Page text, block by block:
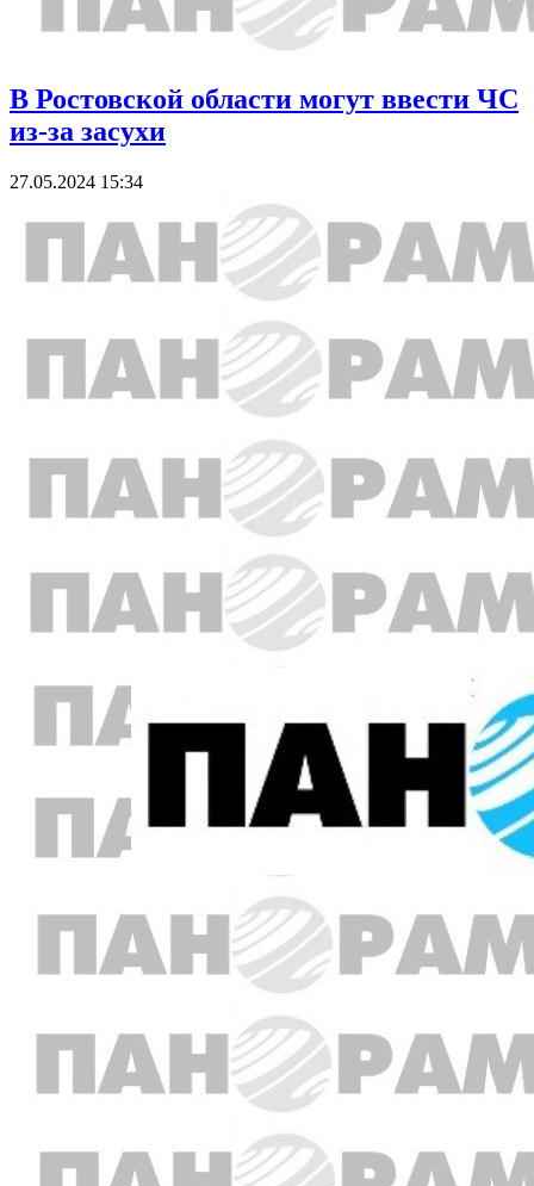
В Ростовской области могут ввести ЧС
из-за засухи
27.05.2024 15:34